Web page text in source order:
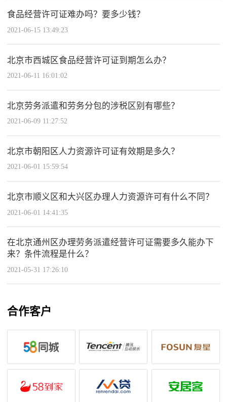
食品经营许可证难办吗？要多少钱？
2021-06-15 13:49:23
北京市西城区食品经营许可证到期怎么办？
2021-06-11 16:01:02
北京劳务派遣和劳务分包的涉税区别有哪些？
2021-06-09 11:27:52
北京市朝阳区人力资源许可证有效期是多久？
2021-06-01 15:59:54
北京市顺义区和大兴区办理人力资源许可有什么不同？
2021-06-01 14:41:35
在北京通州区办理劳务派遣经营许可证需要多久能办下
来？条件流程是什么？
2021-05-31 17:26:10
合作客户